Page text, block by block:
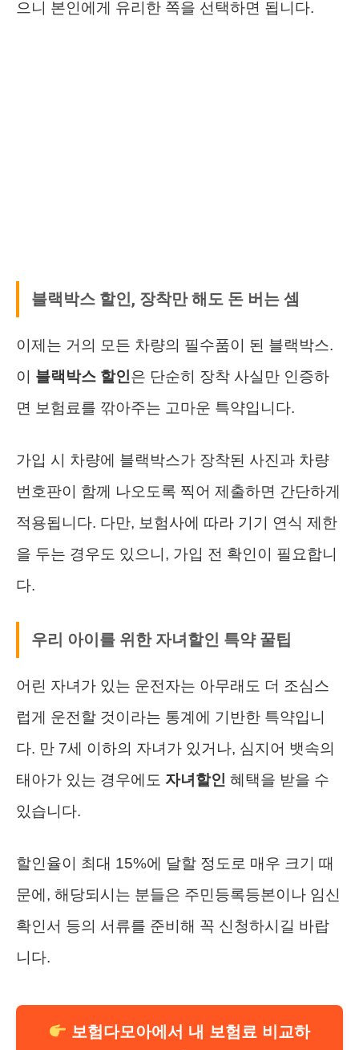
으니 본인에게 유리한 쪽을 선택하면 됩니다.
블랙박스 할인, 장착만 해도 돈 버는 셈
이제는 거의 모든 차량의 필수품이 된 블랙박스.
이 블랙박스 할인은 단순히 장착 사실만 인증하
면 보험료를 깎아주는 고마운 특약입니다.
가입 시 차량에 블랙박스가 장착된 사진과 차량
번호판이 함께 나오도록 찍어 제출하면 간단하게
적용됩니다. 다만, 보험사에 따라 기기 연식 제한
을 두는 경우도 있으니, 가입 전 확인이 필요합니
다.
우리 아이를 위한 자녀할인 특약 꿀팁
어린 자녀가 있는 운전자는 아무래도 더 조심스
럽게 운전할 것이라는 통계에 기반한 특약입니
다. 만 7세 이하의 자녀가 있거나, 심지어 뱃속의
태아가 있는 경우에도 자녀할인 혜택을 받을 수
있습니다.
할인율이 최대 15%에 달할 정도로 매우 크기 때
문에, 해당되시는 분들은 주민등록등본이나 임신
확인서 등의 서류를 준비해 꼭 신청하시길 바랍
니다.
보험다모아에서 내 보험료 비교하